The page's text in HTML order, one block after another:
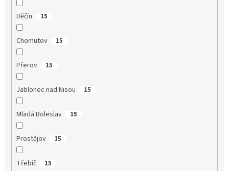
Děčín 15
Chomutov 15
Přerov 15
Jablonec nad Nisou 15
Mladá Boleslav 15
Prostějov 15
Třebíč 15